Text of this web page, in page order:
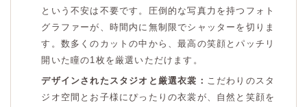
という不安は不要です。圧倒的な写真力を持つフォト
グラファーが、時間内に無制限でシャッターを切りま
す。数多くのカットの中から、最高の笑顔とパッチリ
開いた瞳の1枚を厳選いただけます。
デザインされたスタジオと厳選衣裳： こだわりのスタ
ジオ空間とお子様にぴったりの衣裳が、自然と笑顔を